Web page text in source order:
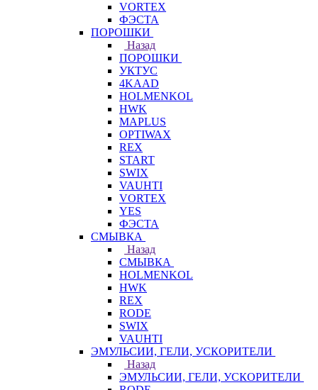
VORTEX
ФЭСТА
ПОРОШКИ
Назад
ПОРОШКИ
УКТУС
4KAAD
HOLMENKOL
HWK
MAPLUS
OPTIWAX
REX
START
SWIX
VAUHTI
VORTEX
YES
ФЭСТА
СМЫВКА
Назад
СМЫВКА
HOLMENKOL
HWK
REX
RODE
SWIX
VAUHTI
ЭМУЛЬСИИ, ГЕЛИ, УСКОРИТЕЛИ
Назад
ЭМУЛЬСИИ, ГЕЛИ, УСКОРИТЕЛИ